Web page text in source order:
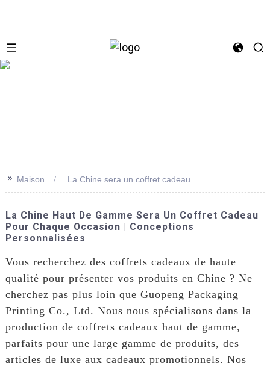
>> Maison La Chine sera un coffret cadeau
La Chine Haut De Gamme Sera Un Coffret Cadeau
Pour Chaque Occasion | Conceptions
Personnalisées
Vous recherchez des coffrets cadeaux de haute
qualité pour présenter vos produits en Chine ? Ne
cherchez pas plus loin que Guopeng Packaging
Printing Co., Ltd. Nous nous spécialisons dans la
production de coffrets cadeaux haut de gamme,
parfaits pour une large gamme de produits, des
articles de luxe aux cadeaux promotionnels. Nos